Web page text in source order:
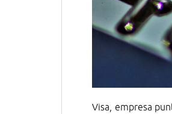
Visa, empresa